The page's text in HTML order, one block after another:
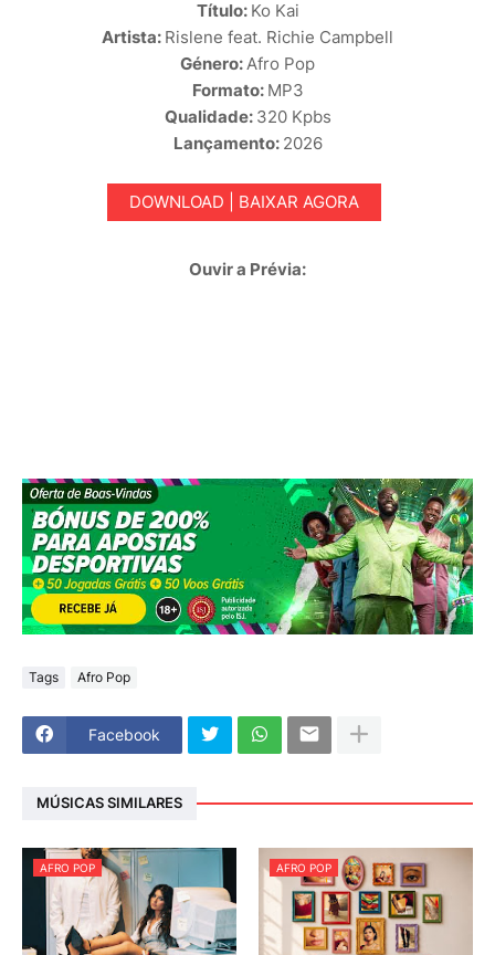
Título: Ko Kai
Artista: Rislene feat. Richie Campbell
Género:Afro Pop
Formato: MP3
Qualidade: 320 Kpbs
Lançamento: 2026
DOWNLOAD | BAIXAR AGORA
Ouvir a Prévia:
Tags Afro Pop
Facebook
MÚSICAS SIMILARES
AFRO POP AFRO POP